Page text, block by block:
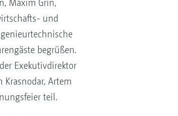
Maxim Grin,
und
begrüßen.
Exekutivdirektor
Krasnodar, Artem
teil.